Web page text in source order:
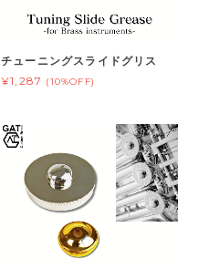
チューニングスライドグリス
¥1,287 (10%OFF)